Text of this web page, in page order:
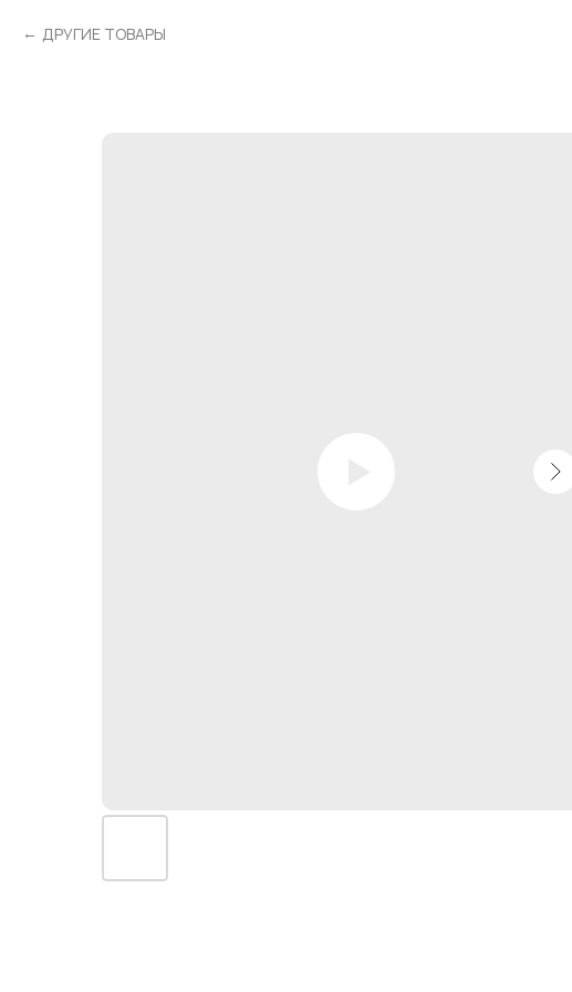
ДРУГИЕ ТОВАРЫ